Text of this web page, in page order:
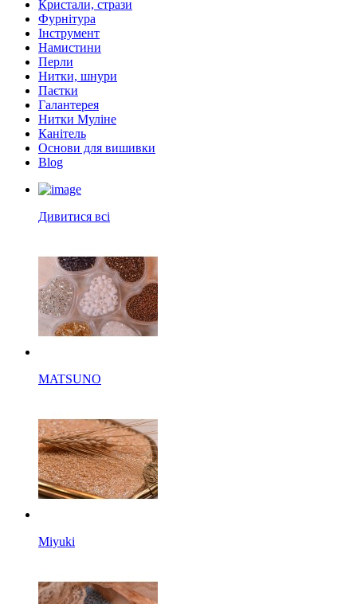
Кристали, стрази
Фурнітура
Інструмент
Намистини
Перли
Нитки, шнури
Паєтки
Галантерея
Нитки Муліне
Канітель
Основи для вишивки
Blog
Дивитися всі
MATSUNO
Miyuki